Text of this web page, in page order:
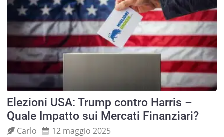
Elezioni USA: Trump contro Harris –
Quale Impatto sui Mercati Finanziari?
Carlo
12 maggio 2025